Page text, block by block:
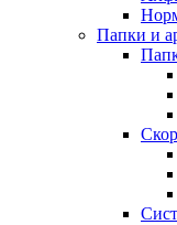
Папки и